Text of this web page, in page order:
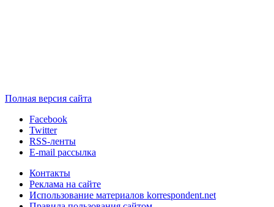
Полная версия сайта
Facebook
Twitter
RSS-ленты
E-mail рассылка
Контакты
Реклама на сайте
Использование материалов korrespondent.net